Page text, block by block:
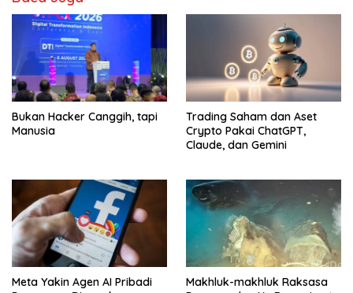
Bukan Hacker Canggih, tapi
Manusia
Trading Saham dan Aset
Crypto Pakai ChatGPT,
Claude, dan Gemini
Meta Yakin Agen AI Pribadi
Makhluk-makhluk Raksasa